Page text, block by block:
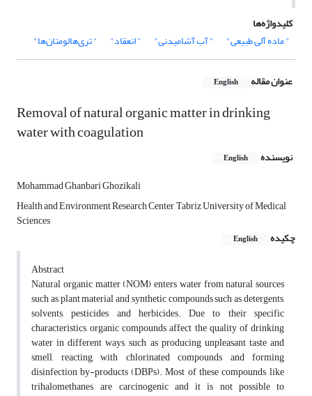
کلیدواژه‌ها
" ماده آلی طبیعی"
" آب آشامیدنی" " انعقاد" " تری‌هالومتان‌ها"
عنوان مقاله English
Removal of natural organic matter in drinking
water with coagulation
نویسنده English
Mohammad Ghanbari Ghozikali
Health and Environment Research Center, Tabriz University of Medical
Sciences
چکیده
English
Abstract
Natural organic matter (NOM) enters water from natural sources
such as plant material and synthetic compounds such as detergents,
solvents, pesticides and herbicides. Due to their specific
characteristics, organic compounds affect the quality of drinking
water in different ways, such as producing unpleasant taste and
smell, reacting with chlorinated compounds and forming
disinfection by-products (DBPs). Most of these compounds, like
trihalomethanes, are carcinogenic and it is not possible to